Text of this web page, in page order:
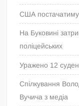
США
На Буковині
поліцейських
Уражено 12 суден
Спілкування
Вучича з медіа